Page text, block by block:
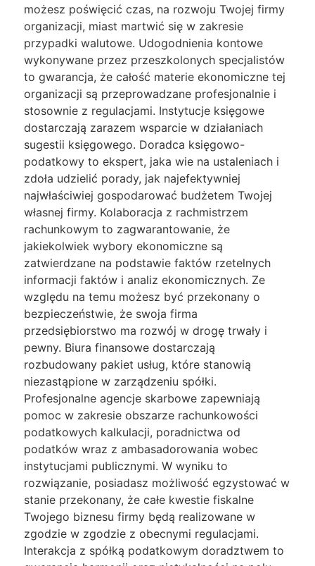
możesz poświęcić czas, na rozwoju Twojej firmy
organizacji, miast martwić się w zakresie
przypadki walutowe. Udogodnienia kontowe
wykonywane przez przeszkolonych specjalistów
to gwarancja, że całość materie ekonomiczne tej
organizacji są przeprowadzane profesjonalnie i
stosownie z regulacjami. Instytucje księgowe
dostarczają zarazem wsparcie w działaniach
sugestii księgowego. Doradca księgowo-
podatkowy to ekspert, jaka wie na ustaleniach i
zdoła udzielić porady, jak najefektywniej
najwłaściwiej gospodarować budżetem Twojej
własnej firmy. Kolaboracja z rachmistrzem
rachunkowym to zagwarantowanie, że
jakiekolwiek wybory ekonomiczne są
zatwierdzane na podstawie faktów rzetelnych
informacji faktów i analiz ekonomicznych. Ze
względu na temu możesz być przekonany o
bezpieczeństwie, że swoja firma
przedsiębiorstwo ma rozwój w drogę trwały i
pewny. Biura finansowe dostarczają
rozbudowany pakiet usług, które stanowią
niezastąpione w zarządzeniu spółki.
Profesjonalne agencje skarbowe zapewniają
pomoc w zakresie obszarze rachunkowości
podatkowych kalkulacji, poradnictwa od
podatków wraz z ambasadorowania wobec
instytucjami publicznymi. W wyniku to
rozwiązanie, posiadasz możliwość egzystować w
stanie przekonany, że całe kwestie fiskalne
Twojego biznesu firmy będą realizowane w
zgodzie w zgodzie z obecnymi regulacjami.
Interakcja z spółką podatkowym doradztwem to